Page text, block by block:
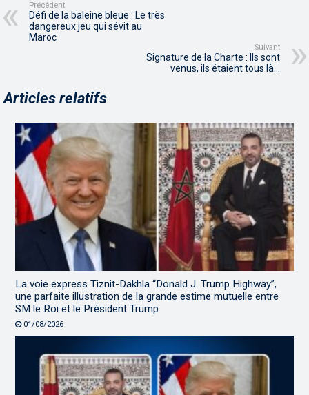
Précédent
Défi de la baleine bleue : Le très
dangereux jeu qui sévit au
Maroc
Suivant
Signature de la Charte : Ils sont
venus, ils étaient tous là…
Articles relatifs
La voie express Tiznit-Dakhla “Donald J. Trump Highway”,
une parfaite illustration de la grande estime mutuelle entre
SM le Roi et le Président Trump
01/08/2026